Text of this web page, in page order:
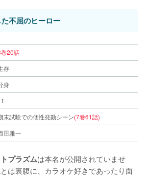
不屈のヒーロー
20話
存
身
末試験での個性発動シーン(7巻61話)
田雅一
プラズムは本名が公開されていませ
は裏腹に、カラオケ好きであったり面